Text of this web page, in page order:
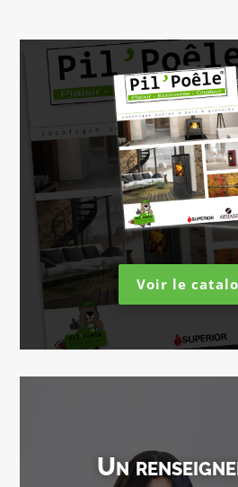
Voir le
Un